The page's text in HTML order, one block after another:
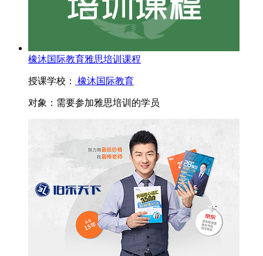
橡沐国际教育雅思培训课程
授课学校： 橡沐国际教育
对象： 需要参加雅思培训的学员